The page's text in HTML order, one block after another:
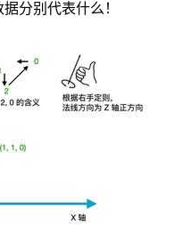
分别代表什么！